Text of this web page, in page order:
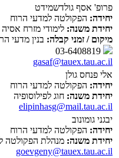
פרופ' אסף גולדשמידט
יחידה: הפקולטה למדעי הרוח
יחידת משנה: לימודי מזרח אסיה
מיקום / זמני קבלה: בנין מדעי
gasaf@tauex.tau.ac.il
אלי פנחס גולן
יחידה: הפקולטה למדעי הרוח
יחידת משנה: חוג לפילוסופיה
elipinhasg@mail.tau.ac.il
יבגני גומונוב
יחידה: הפקולטה למדעי הרוח
יחידת משנה: מנהלת הפקולטה
goevgeny@tauex.tau.ac.il